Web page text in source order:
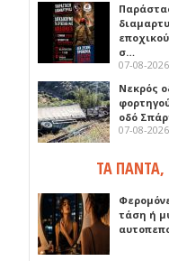
σ…
07-08-2026
Νεκρός
οδό
07-08-2026
ΤΑ
τάση ή